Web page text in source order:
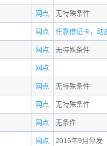
网点 无特殊条件
网点 任意借记卡，动
网点 无特殊条件
网点
网点 无特殊条件
网点 无特殊条件
网点 无条件
网点 2016年9月停发